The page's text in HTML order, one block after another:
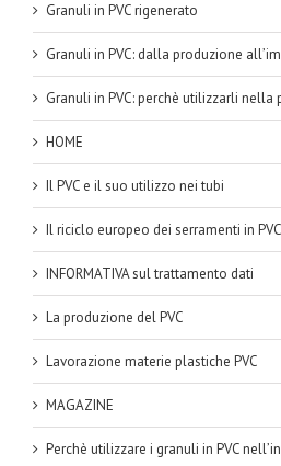
Granuli in PVC rigenerato
Granuli in PVC: dalla produzione
Granuli in PVC: perchè utilizzarli nella
HOME
Il PVC e il suo utilizzo nei tubi
Il riciclo europeo dei serramenti in PVC
INFORMATIVA sul trattamento dati
La produzione del PVC
Lavorazione materie plastiche PVC
MAGAZINE
Perchè utilizzare i granuli in PVC